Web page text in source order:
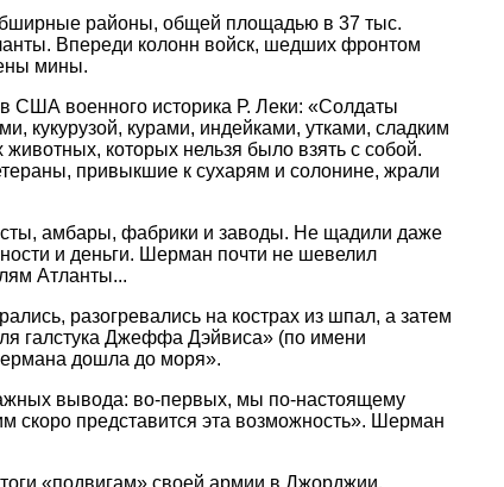
районы, общей площадью в 37 тыс.
Впереди колонн войск, шедших фронтом
мины.
США военного историка Р. Леки: «Солдаты
кукурузой, курами, индейками, утками, сладким
которых нельзя было взять с собой.
привыкшие к сухарям и солонине, жрали
амбары, фабрики и заводы. Не щадили даже
и деньги. Шерман почти не шевелил
Атланты...
разогревались на кострах из шпал, а затем
галстука Джеффа Дэйвиса» (по имени
дошла до моря».
вывода: во-первых, мы по-настоящему
скоро представится эта возможность». Шерман
«подвигам» своей армии в Джорджии,